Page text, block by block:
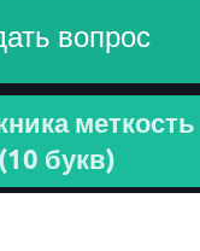
вопрос
меткость
букв)